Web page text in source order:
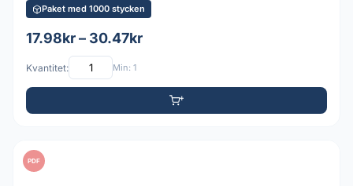
Paket med 1000 stycken
17.98kr – 30.47kr
Kvantitet: Min: 1
PDF